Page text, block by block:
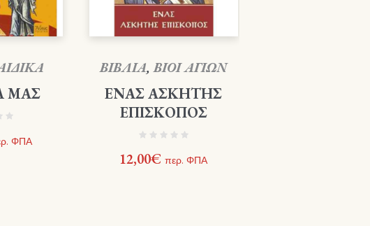
ΜΑΣ
ΦΠΑ
ΒΙΒΛΙΑ,ΒΙΟΙ ΑΓΙΩΝ
ΕΝΑΣ ΑΣΚΗΤΗΣ
ΕΠΙΣΚΟΠΟΣ
12,00€ περ. ΦΠΑ